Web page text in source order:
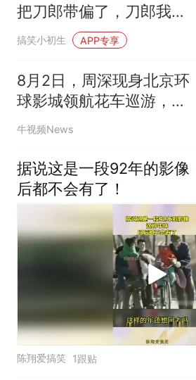
把刀郎带偏了，刀郎我确
定看到就是你
搞笑小初生 APP专享
8月2日，周深现身北京环
球影城领航花车巡游，全
程宛如一颗活力四射的“跳
牛视频News
据说这是一段92年的影像
后都不会有了！
陈翔爱搞笑 1跟贴